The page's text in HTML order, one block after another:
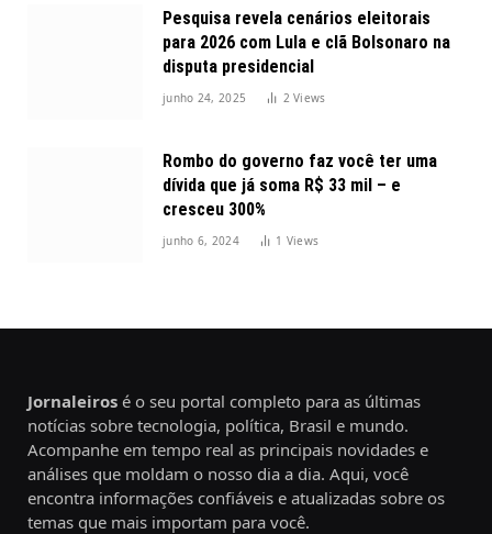
Pesquisa revela cenários eleitorais
para 2026 com Lula e clã Bolsonaro na
disputa presidencial
junho 24, 2025 2Views
Rombo do governo faz você ter uma
dívida que já soma R$ 33 mil – e
cresceu 300%
junho 6, 2024 1 Views
Jornaleiros é o seu portal completo para as últimas
notícias sobre tecnologia, política, Brasil e mundo.
Acompanhe em tempo real as principais novidades e
análises que moldam o nosso dia a dia. Aqui, você
encontra informações confiáveis e atualizadas sobre os
temas que mais importam para você.